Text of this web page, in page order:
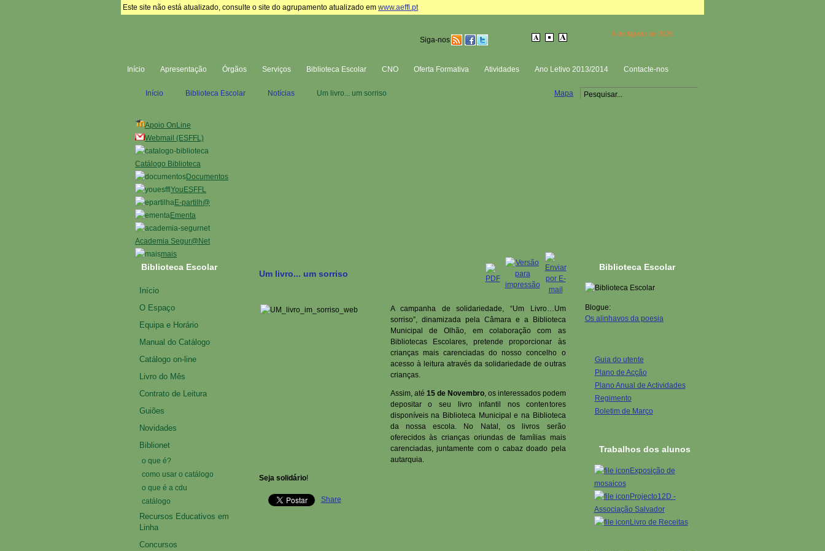
Este site não está atualizado, consulte o site do agrupamento atualizado em www.aeffl.pt
Siga-nos
6 de Agosto de 2026
Início Apresentação Órgãos Serviços Biblioteca Escolar CNO Oferta Formativa Atividades Ano Letivo 2013/2014 Contacte-nos
Apoio OnLine
Webmail (ESFFL)
Catálogo Biblioteca
Documentos
YouESFFL
E-partilh@
Ementa
Academia Segur@Net
mais
Mapa
Início Biblioteca Escolar Notícias Um livro... um sorriso
Um livro... um sorriso
A campanha de solidariedade, “Um Livro…Um
sorriso”, dinamizada pela Câmara e a Biblioteca
Municipal de Olhão, em colaboração com as
Bibliotecas Escolares, pretende proporcionar às
crianças mais carenciadas do nosso concelho o
acesso à leitura através da solidariedade de outras
crianças.
Assim, até 15 de Novembro, os interessados podem
depositar o seu livro infantil nos contentores
disponíveis na Biblioteca Municipal e na Biblioteca
da nossa escola. No Natal, os livros serão
oferecidos às crianças oriundas de famílias mais
carenciadas, juntamente com o cabaz doado pela
autarquia.
Seja solidário!
Share
Biblioteca Escolar
Blogue:
Os alinhavos da poesia
Guia do utente
Plano de Acção
Plano Anual de Actividades
Regimento
Boletim de Março
Trabalhos dos alunos
Exposição de
mosaicos
Projecto12D -
Associação Salvador
Livro de Receitas
Biblioteca Escolar
Início
O Espaço
Equipa e Horário
Manual do Catálogo
Catálogo on-line
Livro do Mês
Contrato de Leitura
Guiões
Novidades
Biblionet
o que é?
como usar o catálogo
o que é a cdu
catálogo
Recursos Educativos em
Linha
Concursos